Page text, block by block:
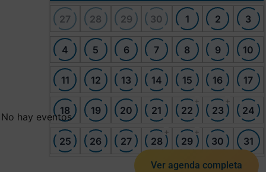
27 28 29 30 1 2 3
4 5 6 7 8 9 10
11 12 13 14 15 16 17
18 19 20 21 22
+
23
+
24
25 26 27 28
+
29
+
30 31
No hay eventos
Ver agenda completa